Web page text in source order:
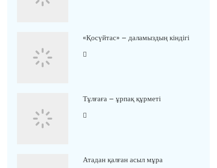
«Қосүйтас» – даламыздың кіндігі
Тұлғаға – ұрпақ құрметі
Атадан қалған асыл мұра